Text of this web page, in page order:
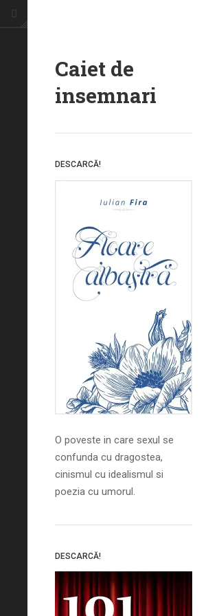
Caiet de
insemnari
DESCARCĂ!
O poveste in care sexul se
confunda cu dragostea,
cinismul cu idealismul si
poezia cu umorul.
DESCARCĂ!